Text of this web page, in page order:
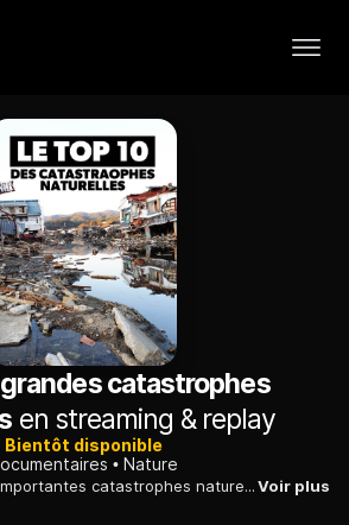
catastrophes
en streaming & replay
Bientôt disponible
Nature
Focus sur les dix plus importantes catastrophes naturelles de tous les temps, avec des images d'archives, de synthèses et les décryptages d'experts.Voir plus